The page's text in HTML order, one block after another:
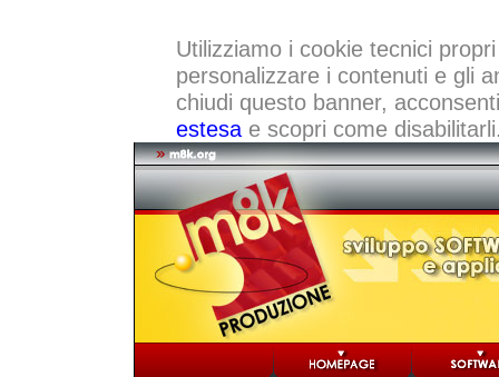
Utilizziamo i cookie tecnici
personalizzare i contenuti e gli
chiudi questo banner,
estesae scopri come